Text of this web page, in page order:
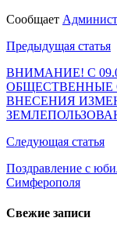
Сообщает
Навигация
по
записям
Предыдущая статья
ВНИМАНИЕ! С
ОБЩЕСТВЕННЫЕ
ВНЕСЕНИЯ
Следующая статья
Поздравление с
Симферополя
Свежие записи